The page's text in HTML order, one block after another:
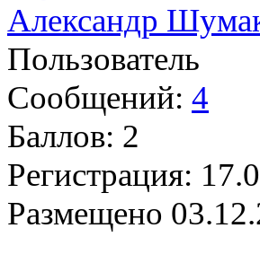
Александр
Пользователь
Сообщений: 4
Баллов: 2
Регистрация:
Размещено